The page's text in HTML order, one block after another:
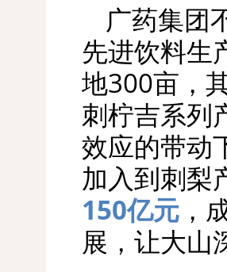
广药集团
先进饮料生
地300亩，
刺柠吉系列
效应的带动
加入到刺梨
150亿元 ，
展，让大山